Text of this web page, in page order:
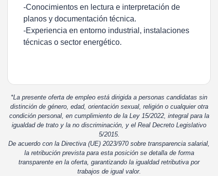
-Conocimientos en lectura e interpretación de
planos y documentación técnica.
-Experiencia en entorno industrial, instalaciones
técnicas o sector energético.
*La presente oferta de empleo está dirigida a personas candidatas sin
distinción de género, edad, orientación sexual, religión o cualquier otra
condición personal, en cumplimiento de la Ley 15/2022, integral para la
igualdad de trato y la no discriminación, y el Real Decreto Legislativo
5/2015.
De acuerdo con la Directiva (UE) 2023/970 sobre transparencia salarial,
la retribución prevista para esta posición se detalla de forma
transparente en la oferta, garantizando la igualdad retributiva por
trabajos de igual valor.